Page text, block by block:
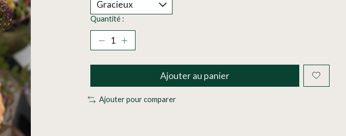
Quantité :
Ajouter au panier
Ajouter pour comparer